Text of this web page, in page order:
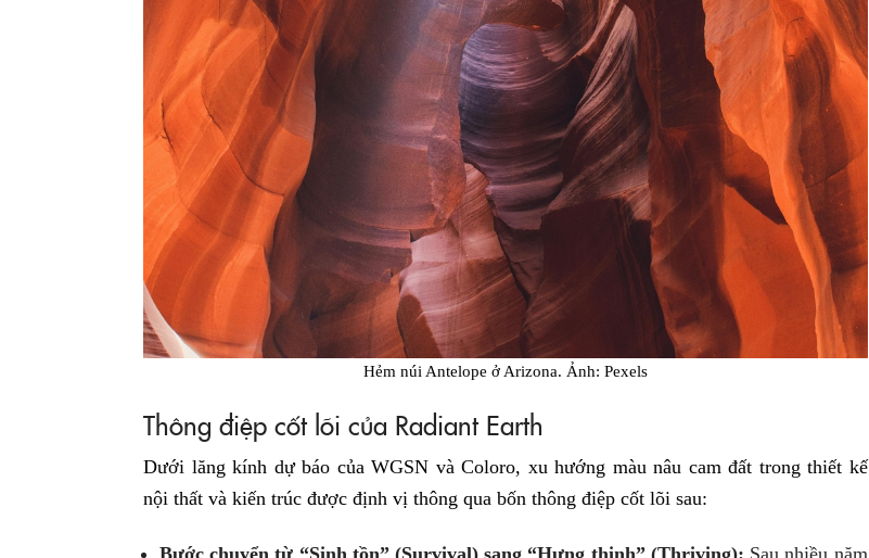
Hẻm núi Antelope ở Arizona. Ảnh: Pexels
Thông điệp cốt lõi của Radiant Earth
Dưới lăng kính dự báo của WGSN và Coloro, xu hướng màu nâu cam đất trong thiết kế
nội thất và kiến trúc được định vị thông qua bốn thông điệp cốt lõi sau:
Bước chuyển từ “Sinh tồn” (Survival) sang “Hưng thịnh” (Thriving): Sau nhiều năm